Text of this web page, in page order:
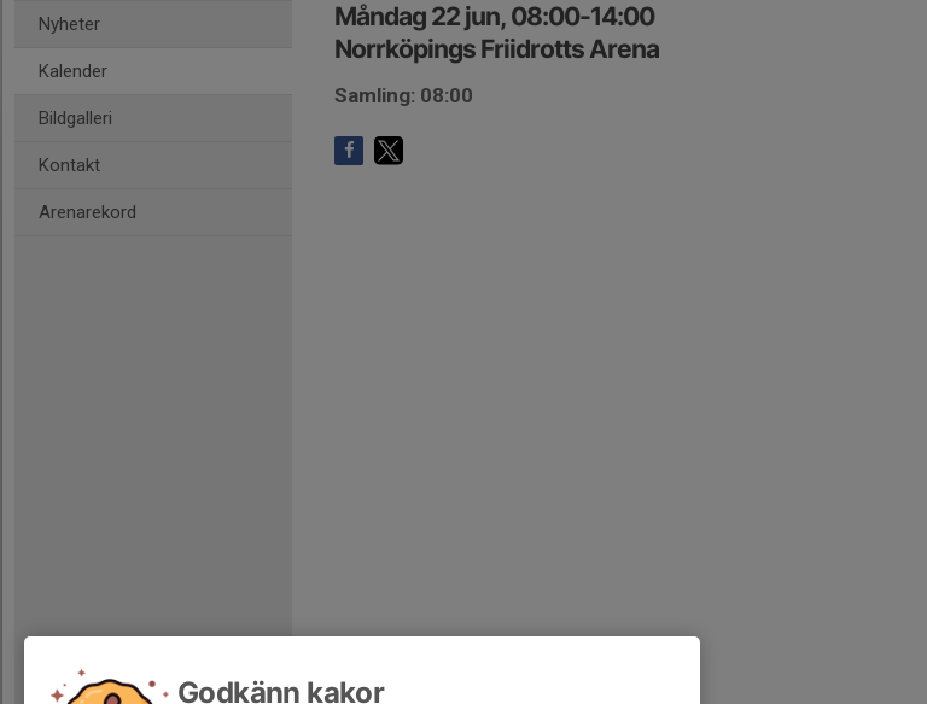
Nyheter
Kalender
Bildgalleri
Kontakt
Arenarekord
Måndag 22 jun, 08:00-14:00
Norrköpings Friidrotts Arena
Samling: 08:00
Godkänn kakor